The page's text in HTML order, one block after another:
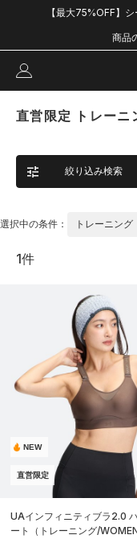
【最大75%OFF】
商品
直営限定 トレーニ
絞り込み検索
選択中の条件： トレーニング
1件
NEW
直営限定
UAインフィニティブラ2.0
ート（トレーニング/WOMEN